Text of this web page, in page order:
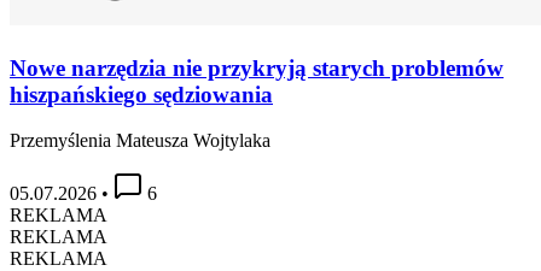
Nowe narzędzia nie przykryją starych problemów
hiszpańskiego sędziowania
Przemyślenia Mateusza Wojtylaka
05.07.2026 •
6
REKLAMA
REKLAMA
REKLAMA